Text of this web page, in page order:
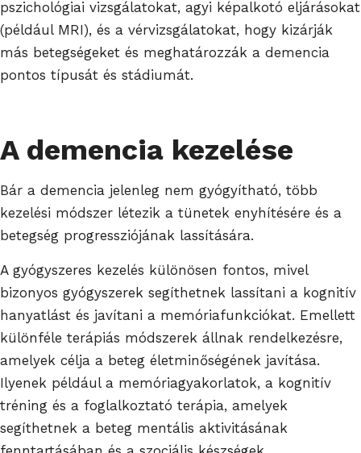
pszichológiai vizsgálatokat, agyi képalkotó eljárásokat
(például MRI), és a vérvizsgálatokat, hogy kizárják
más betegségeket és meghatározzák a demencia
pontos típusát és stádiumát.
A demencia kezelése
Bár a demencia jelenleg nem gyógyítható, több
kezelési módszer létezik a tünetek enyhítésére és a
betegség progressziójának lassítására.
A gyógyszeres kezelés különösen fontos, mivel
bizonyos gyógyszerek segíthetnek lassítani a kognitív
hanyatlást és javítani a memóriafunkciókat. Emellett
különféle terápiás módszerek állnak rendelkezésre,
amelyek célja a beteg életminőségének javítása.
Ilyenek például a memóriagyakorlatok, a kognitív
tréning és a foglalkoztató terápia, amelyek
segíthetnek a beteg mentális aktivitásának